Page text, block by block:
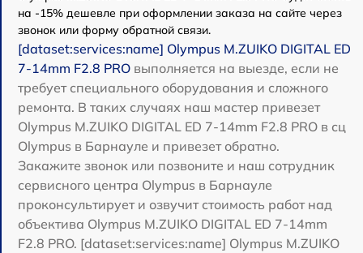
на -15% дешевле при оформлении заказа на сайте через
звонок или форму обратной связи.
[dataset:services:name] Olympus M.ZUIKO DIGITAL ED
7-14mm F2.8 PRO выполняется на выезде, если не
требует специального оборудования и сложного
ремонта. В таких случаях наш мастер привезет
Olympus M.ZUIKO DIGITAL ED 7-14mm F2.8 PRO в сц
Olympus в Барнауле и привезет обратно.
Закажите звонок или позвоните и наш сотрудник
сервисного центра Olympus в Барнауле
проконсультирует и озвучит стоимость работ над
объектива Olympus M.ZUIKO DIGITAL ED 7-14mm
F2.8 PRO. [dataset:services:name] Olympus M.ZUIKO